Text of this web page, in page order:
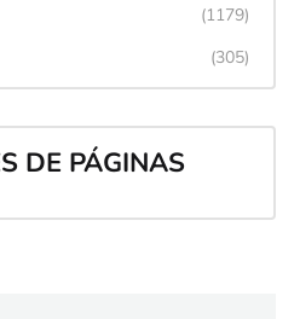
(1179)
(305)
DE PÁGINAS